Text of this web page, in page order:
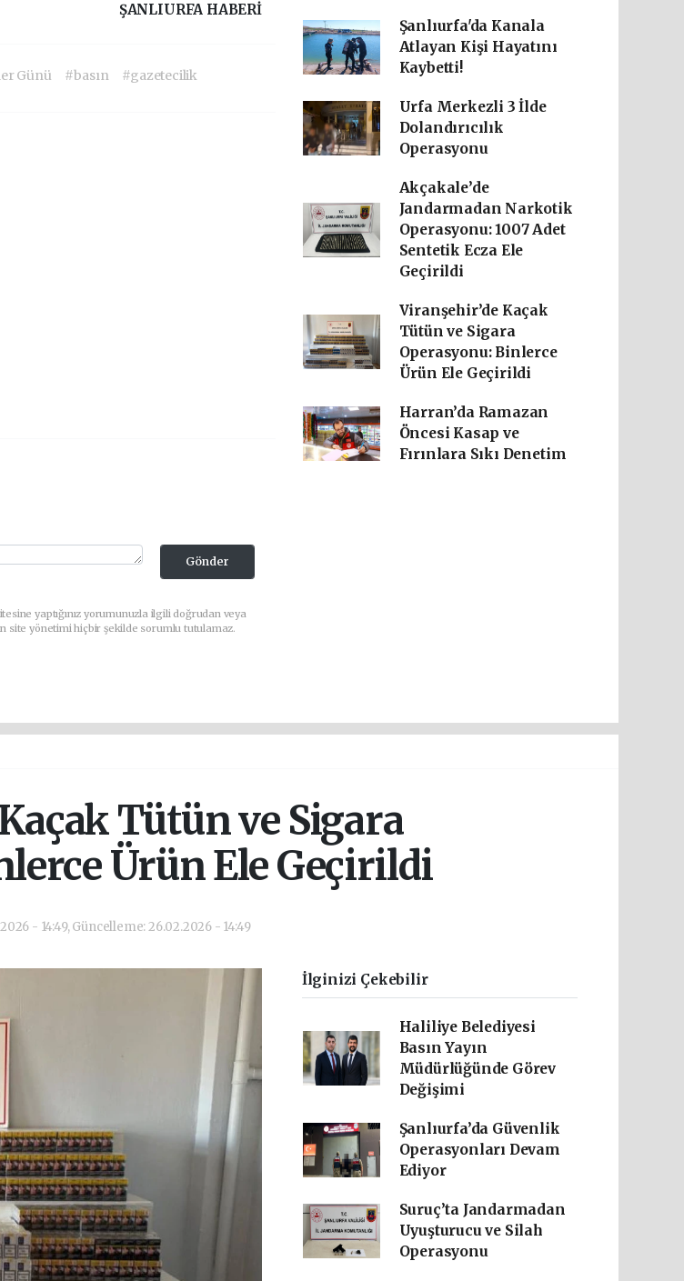
ŞANLIURFA HABERİ
Günü #basın
#gazetecilik
Gönder
yaptığınız yorumunuzla ilgili doğrudan veya
site yönetimi hiçbir şekilde sorumlu tutulamaz.
Şanlıurfa'da Kanala
Atlayan Kişi Hayatını
Kaybetti!
Urfa Merkezli 3 İlde
Dolandırıcılık
Operasyonu
Akçakale’de
Jandarmadan Narkotik
Operasyonu: 1007 Adet
Sentetik Ecza Ele
Geçirildi
Viranşehir’de Kaçak
Tütün ve Sigara
Operasyonu: Binlerce
Ürün Ele Geçirildi
Harran’da Ramazan
Öncesi Kasap ve
Fırınlara Sıkı Denetim
Tütün ve Sigara
Ürün Ele Geçirildi
- 14:49, Güncelleme: 26.02.2026 - 14:49
İlginizi Çekebilir
Haliliye Belediyesi
Basın Yayın
Müdürlüğünde Görev
Değişimi
Şanlıurfa’da Güvenlik
Operasyonları Devam
Ediyor
Suruç’ta Jandarmadan
Uyuşturucu ve Silah
Operasyonu